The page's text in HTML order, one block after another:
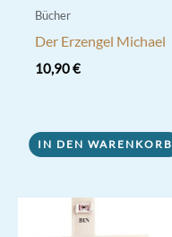
Bücher
Der Erzengel Michael
10,90€
IN DEN WARENKORB